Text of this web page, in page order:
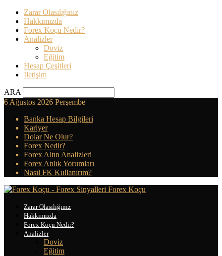
Zarar Olasılığınız
Hakkımızda
Forex Koçu Nedir?
Analizler
Doviz
Eğitim
Hesap Çeşitleri
İletişim
ARA
6 Ağustos 2026 Perşembe
Banka Hesap Bilgileri
Kariyer
Dolar Ne Olur?
Forex Nedir?
Forex Altın Analizleri
Forex Anlık Yorumları
Nasıl FK Kullanırım?
Forex Koçu
Zarar Olasılığınız
Hakkımızda
Forex Koçu Nedir?
Analizler
Doviz
Eğitim